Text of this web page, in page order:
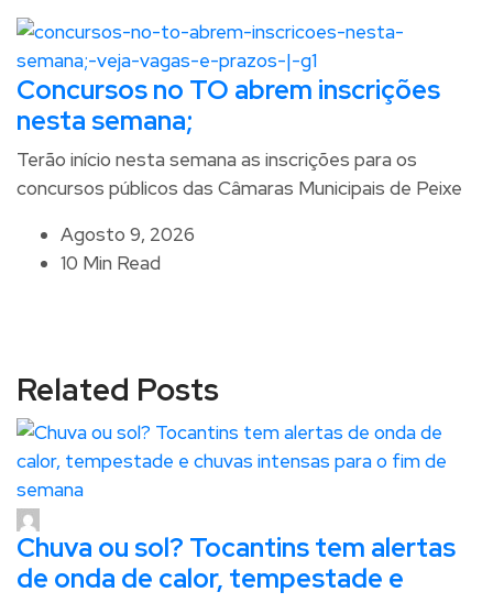
Concursos no TO abrem inscrições
nesta semana;
Terão início nesta semana as inscrições para os
concursos públicos das Câmaras Municipais de Peixe
Agosto 9, 2026
10 Min Read
Related Posts
Chuva ou sol? Tocantins tem alertas
de onda de calor, tempestade e